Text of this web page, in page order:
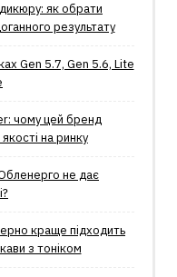
як обрати
результату
Gen 5.7, Gen 5.6, Lite
чому цей бренд
на ринку
не дає
краще підходить
з тоніком